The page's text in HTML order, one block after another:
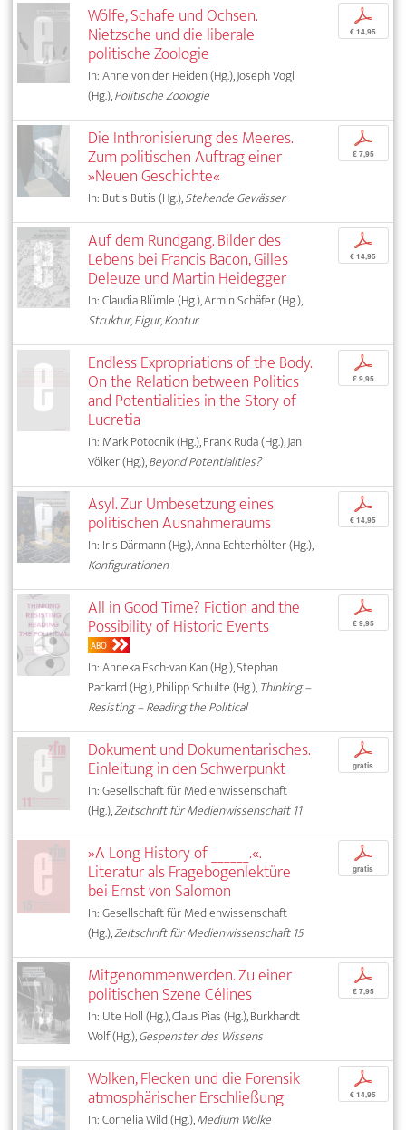
Wölfe, Schafe und Ochsen.
Nietzsche und die liberale
politische Zoologie
In: Anne von der Heiden (Hg.), Joseph Vogl
(Hg.),Politische Zoologie
p
€ 14,95
Die Inthronisierung des Meeres.
Zum politischen Auftrag einer
»Neuen Geschichte«
In: Butis Butis (Hg.),Stehende Gewässer
p
€ 7,95
Auf dem Rundgang. Bilder des
Lebens bei Francis Bacon, Gilles
Deleuze und Martin Heidegger
In: Claudia Blümle (Hg.), Armin Schäfer (Hg.),
Struktur, Figur, Kontur
p
€ 14,95
Endless Expropriations of the Body.
On the Relation between Politics
and Potentialities in the Story of
Lucretia
In: Mark Potocnik (Hg.), Frank Ruda (Hg.), Jan
Völker (Hg.),Beyond Potentialities?
p
€ 9,95
Asyl. Zur Umbesetzung eines
politischen Ausnahmeraums
In: Iris Därmann (Hg.), Anna Echterhölter (Hg.),
Konfigurationen
p
€ 14,95
All in Good Time? Fiction and the
Possibility of Historic Events
ABO
In: Anneka Esch-van Kan (Hg.), Stephan
Packard (Hg.), Philipp Schulte (Hg.),Thinking –
Resisting – Reading the Political
p
€ 9,95
Dokument und Dokumentarisches.
Einleitung in den Schwerpunkt
In: Gesellschaft für Medienwissenschaft
(Hg.),Zeitschrift für Medienwissenschaft 11
p
gratis
»A Long History of ______.«.
Literatur als Fragebogenlektüre
bei Ernst von Salomon
In: Gesellschaft für Medienwissenschaft
(Hg.),Zeitschrift für Medienwissenschaft 15
p
gratis
Mitgenommenwerden. Zu einer
politischen Szene Célines
In: Ute Holl (Hg.), Claus Pias (Hg.), Burkhardt
Wolf (Hg.),Gespenster des Wissens
p
€ 7,95
Wolken, Flecken und die Forensik
atmosphärischer Erschließung
In: Cornelia Wild (Hg.),Medium Wolke
p
€ 14,95